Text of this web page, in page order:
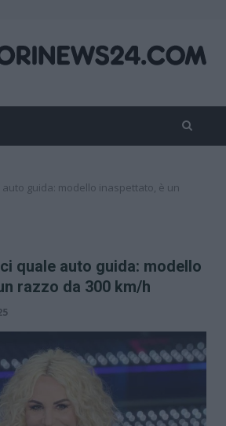
guida: modello inaspettato, è un
quale auto guida: modello
razzo da 300 km/h